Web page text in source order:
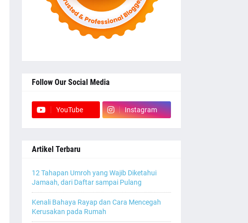
Follow Our Social Media
YouTube Instagram
Artikel Terbaru
12 Tahapan Umroh yang Wajib Diketahui
Jamaah, dari Daftar sampai Pulang
Kenali Bahaya Rayap dan Cara Mencegah
Kerusakan pada Rumah